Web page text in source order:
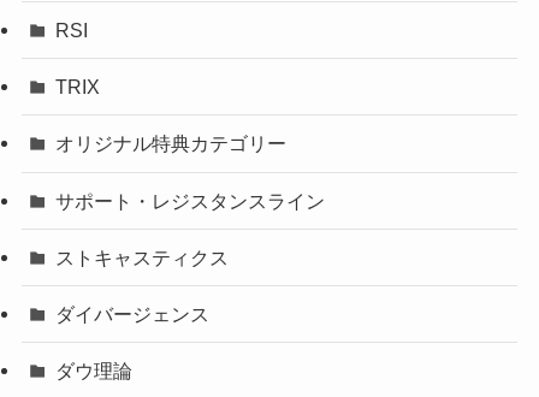
RSI
TRIX
オリジナル特典カテゴリー
サポート・レジスタンスライン
ストキャスティクス
ダイバージェンス
ダウ理論